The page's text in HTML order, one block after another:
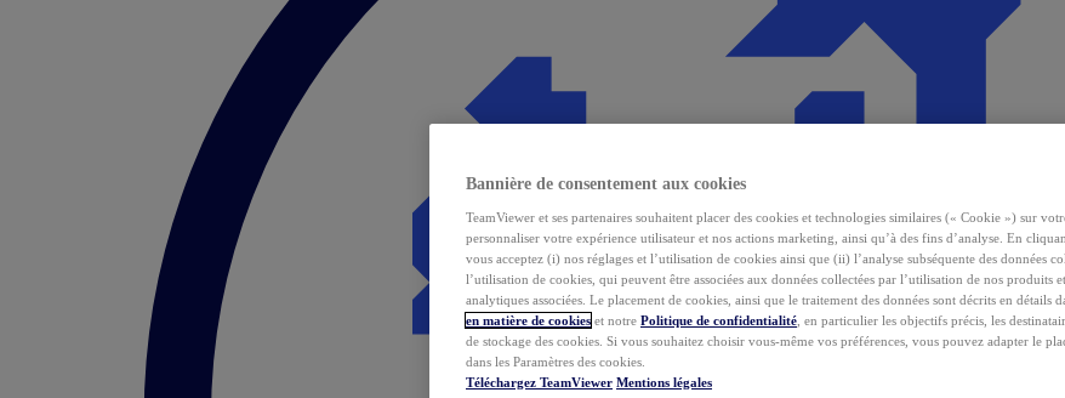
Bannière de consentement aux cookies
TeamViewer et ses partenaires souhaitent placer des cookies et technologies similaires (« Cookie ») sur
personnaliser votre expérience utilisateur et nos actions marketing, ainsi qu’à des fins d’analyse. En
vous acceptez (i) nos réglages et l’utilisation de cookies ainsi que (ii) l’analyse subséquente des données
l’utilisation de cookies, qui peuvent être associées aux données collectées par l’utilisation de nos produits
analytiques associées. Le placement de cookies, ainsi que le traitement des données sont décrits en détails
en matière de cookies et notre Politique de confidentialité , en particulier les objectifs précis, les
de stockage des cookies. Si vous souhaitez choisir vous-même vos préférences, vous pouvez adapter le
dans les Paramètres des cookies.
Téléchargez TeamViewer Mentions légales